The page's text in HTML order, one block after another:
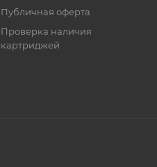
Публичная оферта
Проверка наличия
картриджей